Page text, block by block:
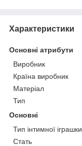
Характеристики
Основні атрибути
Виробник
Країна виробник
Матеріал
Тип
Основні
Тип інтимної іграшки
Стать